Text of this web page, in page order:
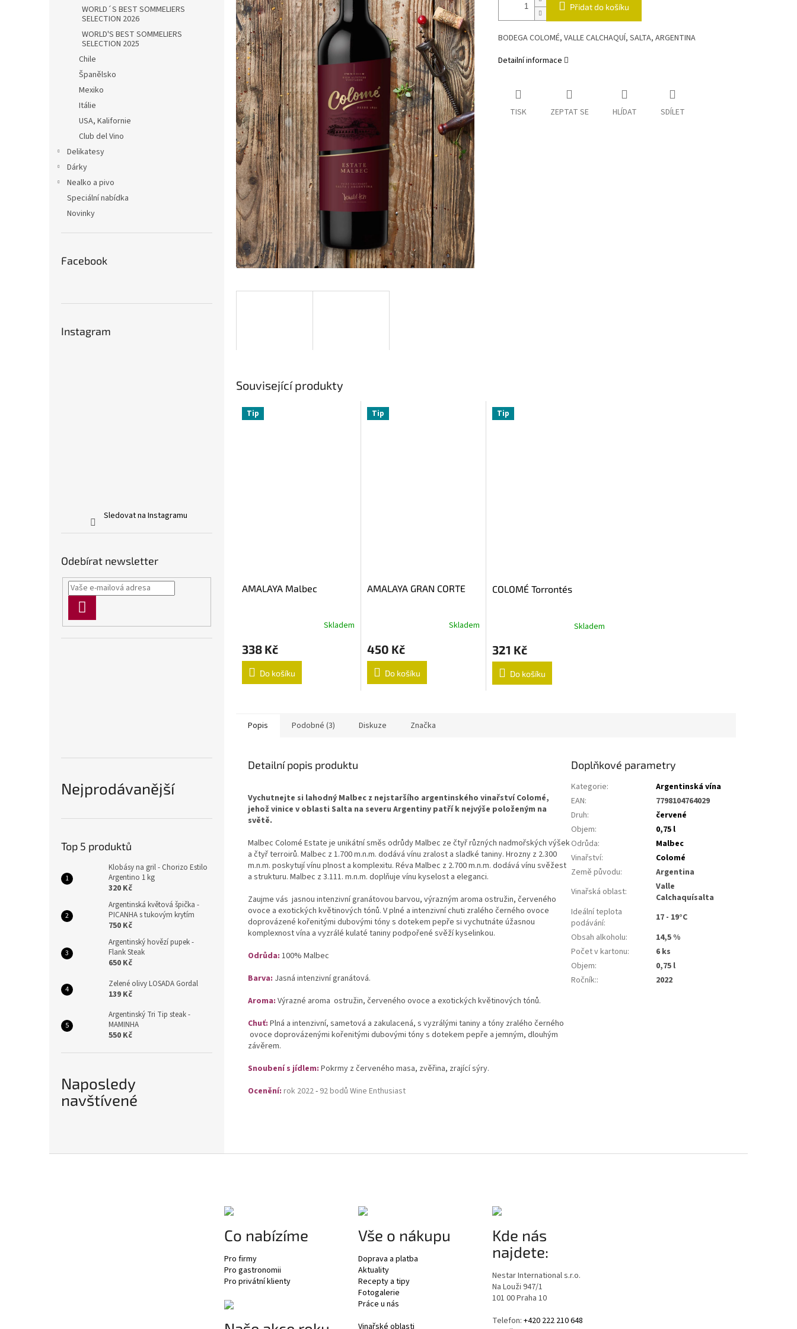
WORLD´S BEST SOMMELIERS
SELECTION 2026
WORLD'S BEST SOMMELIERS
SELECTION 2025
Chile
Španělsko
Mexiko
Itálie
USA, Kalifornie
Club del Vino
Delikatesy
Dárky
Nealko a pivo
Speciální nabídka
Novinky
Facebook
Instagram
Sledovat na Instagramu
Odebírat newsletter
SE
Nejprodávanější
Top 5 produktů
Klobásy na gril - Chorizo Estilo
Argentino 1 kg
320 Kč
Argentinská květová špička -
PICANHA s tukovým krytím
750 Kč
Argentinský hovězí pupek -
Flank Steak
650 Kč
Zelené olivy LOSADA Gordal
139 Kč
Argentinský Tri Tip steak -
MAMINHA
550 Kč
Naposledy
navštívené
Přidat do košíku
BODEGA COLOMÉ, VALLE CALCHAQUÍ, SALTA, ARGENTINA
Detailní informace
TISK ZEPTAT SE HLÍDAT SDÍLET
Související produkty
Tip
AMALAYA Malbec
Skladem
338 Kč
Do košíku
Tip
AMALAYA GRAN CORTE
Skladem
450 Kč
Do košíku
Tip
COLOMÉ Torrontés
Skladem
321 Kč
Do košíku
Popis Podobné (3) Diskuze Značka
Detailní popis produktu
Vychutnejte si lahodný Malbec z nejstaršího argentinského vinařství Colomé,
jehož vinice v oblasti Salta na severu Argentiny patří k nejvýše položeným na
světě.
Malbec Colomé Estate je unikátní směs odrůdy Malbec ze čtyř různých nadmořských výšek
a čtyř terroirů. Malbec z 1.700 m.n.m. dodává vínu zralost a sladké taniny. Hrozny z 2.300
m.n.m. poskytují vínu plnost a komplexitu. Réva Malbec z 2.700 m.n.m. dodává vínu svěžest
a strukturu. Malbec z 3.111. m.n.m. doplňuje vínu kyselost a eleganci.
Zaujme vás jasnou intenzivní granátovou barvou, výrazným aroma ostružin, červeného
ovoce a exotických květinových tónů. V plné a intenzivní chuti zralého černého ovoce
doprovázené kořenitými dubovými tóny s dotekem pepře si vychutnáte úžasnou
komplexnost vína a vyzrálé kulaté taniny podpořené svěží kyselinkou.
Odrůda: 100% Malbec
Barva: Jasná intenzivnígranátová.
Aroma: Výrazné aroma ostružin, červeného ovoce a exotických květinových tónů.
Chuť: Plná a intenzivní, sametová a zakulacená, s vyzrálými taniny a tóny zralého černého
ovoce doprovázenými kořenitými dubovými tóny s dotekem pepře a jemným, dlouhým
závěrem.
Snoubení sjídlem: Pokrmy z červeného masa, zvěřina, zrající sýry.
Ocenění: rok 2022- 92 bodů Wine Enthusiast
Doplňkové parametry
Kategorie:
Argentinská vína
EAN:
7798104764029
Druh:
červené
Objem:
0,75 l
Odrůda:
Malbec
Vinařství:
Colomé
Země původu:
Argentina
Vinařská oblast:
Valle
Calchaquísalta
Ideální teplota
podávání:
17 - 19°C
Obsah alkoholu:
14,5 %
Počet v kartonu:
6 ks
Objem:
0,75 l
Ročník:: 2022
Co nabízíme
Pro firmy
Pro gastronomii
Pro privátní klienty
Vše o nákupu
Doprava a platba
Aktuality
Recepty a tipy
Fotogalerie
Práce u nás
Vinařské oblasti
Kde nás
najdete:
Nestar International s.r.o.
Na Louži 947/1
101 00 Praha 10
Telefon: +420 222 210 648